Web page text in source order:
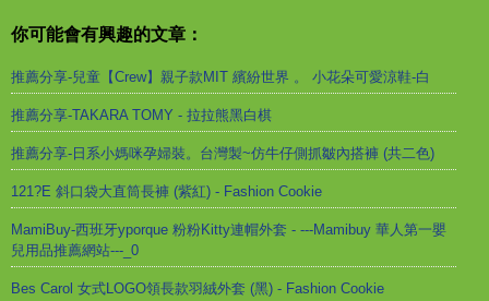
你可能會有興趣的文章：
推薦分享-兒童【Crew】親子款MIT 繽紛世界 。 小花朵可愛涼鞋-白
推薦分享-TAKARA TOMY - 拉拉熊黑白棋
推薦分享-日系小媽咪孕婦裝。台灣製~仿牛仔側抓皺內搭褲 (共二色)
121?E 斜口袋大直筒長褲 (紫紅) - Fashion Cookie
MamiBuy-西班牙yporque 粉粉Kitty連帽外套 - ---Mamibuy 華人第一嬰
兒用品推薦網站---_0
Bes Carol 女式LOGO領長款羽絨外套 (黑) - Fashion Cookie